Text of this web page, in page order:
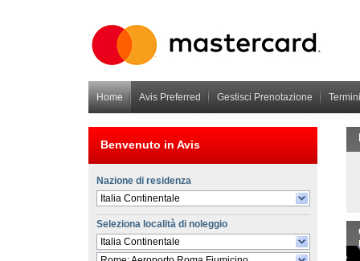
Home Avis Preferred Gestisci Prenotazione
Benvenuto in Avis
Nazione di residenza
Italia Continentale
Seleziona località di noleggio
Italia Continentale